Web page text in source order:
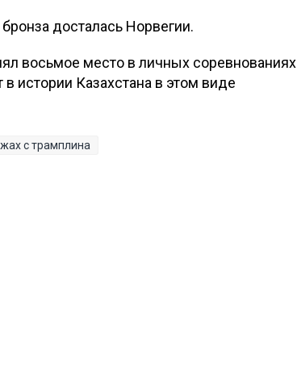
досталась Норвегии.
восьмое место в личных соревнованиях
истории Казахстана в этом виде
с трамплина